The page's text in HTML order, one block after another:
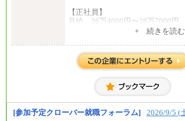
【正社員】
月給 26万4000円〜28万7000円
月給 21万6300円〜27万1200円
【アルバイト・パート・時給制】
神奈川/1,390円～、静岡/1,240円
～、
愛知/1,290円～
※正社員・契約社員登用制度あり
+ 続きを読む
[参加予定クローバー就職フォーラム] 2026/9/5 (